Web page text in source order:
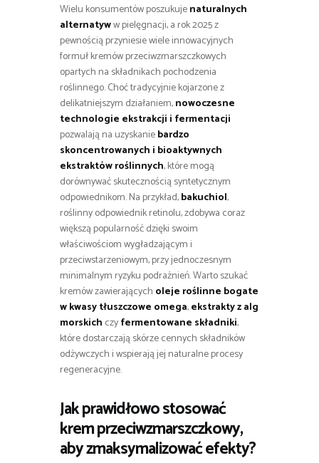
Wielu konsumentów poszukujenaturalnych
alternatyww pielęgnacji, a rok 2025 z
pewnością przyniesie wiele innowacyjnych
formuł kremów przeciwzmarszczkowych
opartych na składnikach pochodzenia
roślinnego. Choć tradycyjnie kojarzone z
delikatniejszym działaniem,nowoczesne
technologie ekstrakcji i fermentacji
pozwalają na uzyskaniebardzo
skoncentrowanych i bioaktywnych
ekstraktów roślinnych, które mogą
dorównywać skutecznością syntetycznym
odpowiednikom. Na przykład,bakuchiol,
roślinny odpowiednik retinolu, zdobywa coraz
większą popularność dzięki swoim
właściwościom wygładzającym i
przeciwstarzeniowym, przy jednoczesnym
minimalnym ryzyku podrażnień. Warto szukać
kremów zawierających oleje roślinne bogate
w kwasy tłuszczowe omega,ekstrakty z alg
morskich czyfermentowane składniki,
które dostarczają skórze cennych składników
odżywczych i wspierają jej naturalne procesy
regeneracyjne.
Jak prawidłowo stosować
krem przeciwzmarszczkowy,
aby zmaksymalizować efekty?